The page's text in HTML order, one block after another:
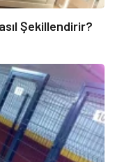
Şekillendirir?